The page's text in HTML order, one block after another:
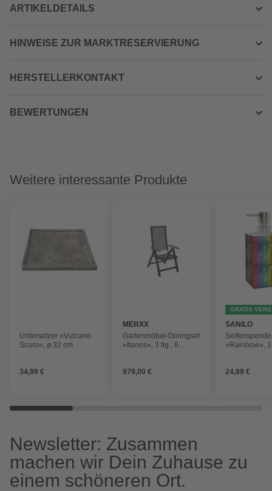
ARTIKELDETAILS
HINWEISE ZUR MARKTRESERVIERUNG
HERSTELLERKONTAKT
BEWERTUNGEN
Weitere interessante Produkte
Untersetzer »Vulcano
Scuro«, ø 32 cm
34,99 €
MERXX
Gartenmöbel-Diningset
»Itanos«, 3 tlg., 6
979,00 €
GRATIS
SANILO
»Rainbow«,
24,99 €
Newsletter: Zusammen
machen wir Dein Zuhause zu
einem schöneren Ort.